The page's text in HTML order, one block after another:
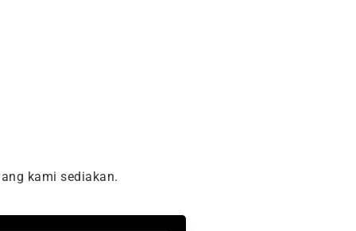
kami sediakan.